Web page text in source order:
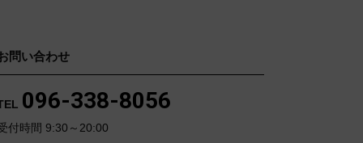
問い合わせ
096-338-8056
付時間 9:30～20:00